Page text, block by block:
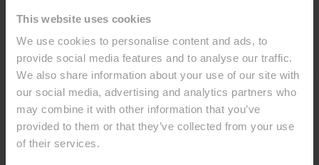
This website uses cookies
We use cookies to personalise content and ads, to
provide social media features and to analyse our traffic.
We also share information about your use of our site with
our social media, advertising and analytics partners who
may combine it with other information that you’ve
provided to them or that they’ve collected from your use
of their services.
TOKIO – 18. Februar 2026 – Asahi Kasei Pharma, ein globaler
gegeben, dass sein neuartiger Therapie-Kandidat AK1960 nach
einer erfolgreichen präklinischen Phase in die klinische Phase-I-
Studie übergegangen ist. Entwickelt in Zusammenarbeit mit
dem japanischen Unternehmen Alchemedicine ist AK1960 ein
selektiver Endothelin-A-Rezeptor-Antagonist (ETA), der zur
Behandlung verschiedener refraktärer Erkrankungen
eingesetzt werden kann – Erkrankungen, die gegenüber
Standardtherapien resistent sind.